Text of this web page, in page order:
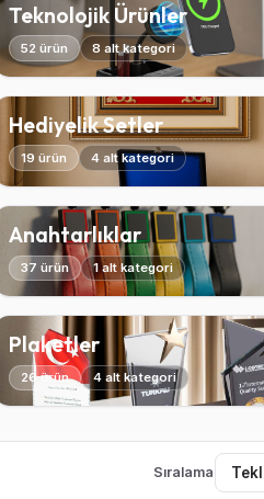
Teknolojik Ürünler
52 ürün 8 alt kategori
Hediyelik Setler
19 ürün 4 alt kategori
Anahtarlıklar
37 ürün 1 alt kategori
Plaketler
26 ürün 4 alt kategori
Sıralama